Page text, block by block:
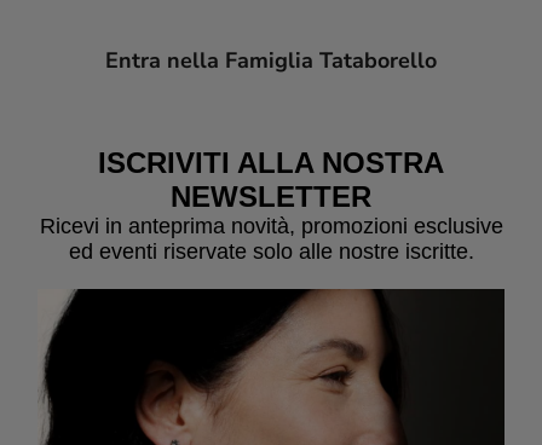
Entra nella Famiglia Tataborello
ISCRIVITI ALLA NOSTRA
NEWSLETTER
Ricevi in anteprima novità, promozioni esclusive
ed eventi riservate solo alle nostre iscritte.